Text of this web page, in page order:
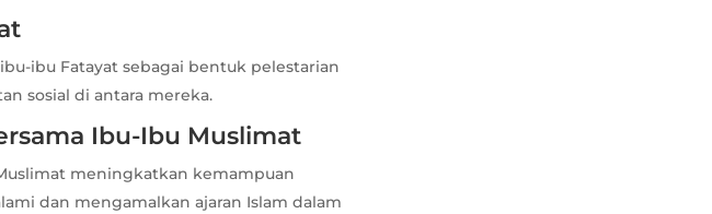
ibu Fatayat sebagai bentuk pelestarian
sosial di antara mereka.
Ibu-Ibu Muslimat
meningkatkan kemampuan
dan mengamalkan ajaran Islam dalam